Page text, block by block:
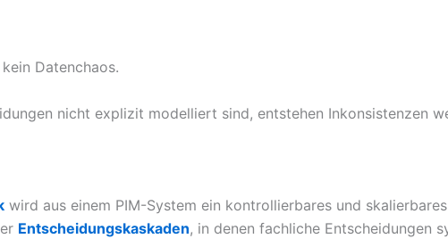
Datenchaos.
nicht explizit modelliert sind, entstehen Inkonsistenzen
wird aus einem PIM-System ein kontrollierbares und
Entscheidungskaskaden, in denen fachliche Entscheidungen